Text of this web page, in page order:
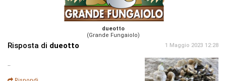
dueotto
(Grande Fungaiolo)
Risposta di dueotto 1 Maggio 2023 12:28
..